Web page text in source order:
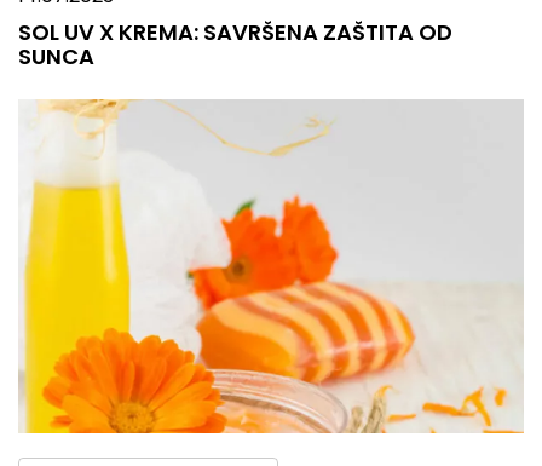
SOL UV X KREMA: SAVRŠENA ZAŠTITA OD
SUNCA